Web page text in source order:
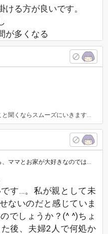
る方が良いです。
が多くなる
なくて 子供二人とも私にベッタリなので大変なんです。 そう言いながらも出掛けてますが
か？ ママ大好きは良いことだと思います。 そのうち慣れて楽しくなりま…
す…。私が親として未
ないのだと感じていま
でしょうか？(^ ^)ちょ
後、夫婦2人で何処か